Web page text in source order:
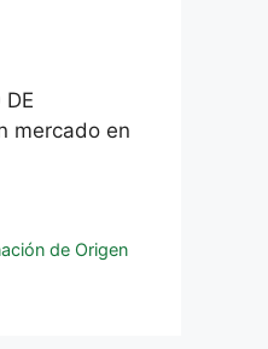
mercado en
de Origen